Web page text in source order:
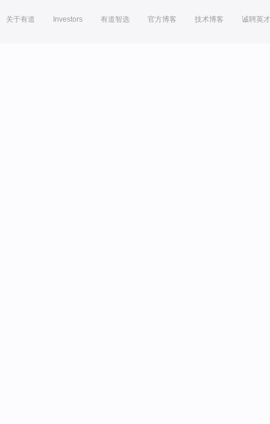
关于有道 Investors 有道智选 官方博客 技术博客 诚聘英才